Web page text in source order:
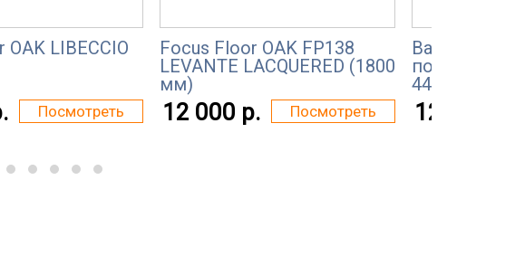
LIBECCIO
Посмотреть
Focus Floor OAK FP138
LEVANTE LACQUERED (1800
мм)
12 000 р. Посмотреть
Baum
полосная
44
12 000 р.